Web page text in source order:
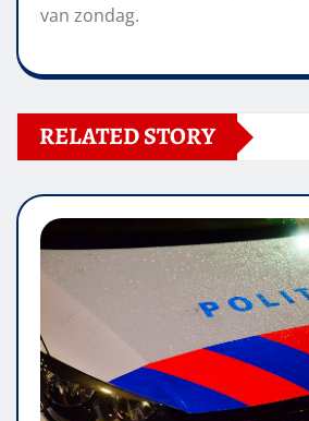
van zondag.
RELATED STORY